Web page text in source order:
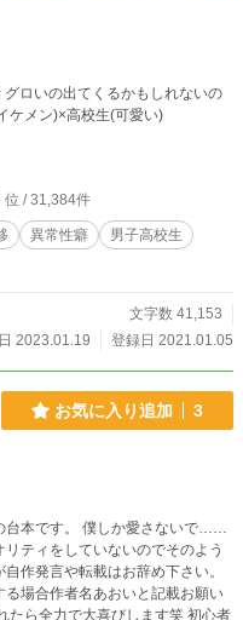
お願いします。 殺人鬼(イケメン)×高校生(可愛い)
位 / 31,384件
異常性癖
男子高校生
文字数 41,153
2023.01.19
登録日 2021.01.05
お気に入り追加 3
か愛さないで……
ティをしていないのでそのよう
作発言や転載はお辞め下さい。
場合作者名あおいと記載お願い